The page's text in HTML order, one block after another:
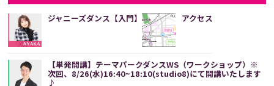
ジャニーズダンス【入門】 アクセス
【単発開講】テーマパークダンスWS（ワークショップ）※
次回、8/26(水)16:40~18:10(studio8)にて開講いたします
♪